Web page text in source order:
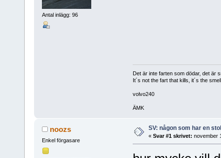
Antal inlägg: 96
Det är inte farten som dödar, det är
It´s not the fart that kills, it´s the
volvo240
ÄMK
noozs
Enkel förgasare
SV: någon som har en
« Svar #1 skrivet: november